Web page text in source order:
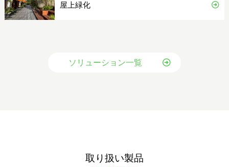
屋上緑化
ソリューション一覧
取り扱い製品